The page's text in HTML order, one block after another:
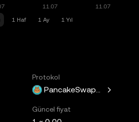
1 Haf 1 Ay 1 Yıl
Protokol
PancakeSwapV3
Güncel fiyat